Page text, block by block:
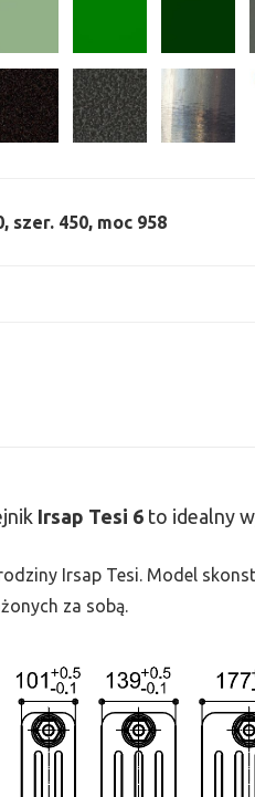
szer. 450, moc 958
Irsap Tesi 6 to idealny
Irsap Tesi. Model
za sobą.